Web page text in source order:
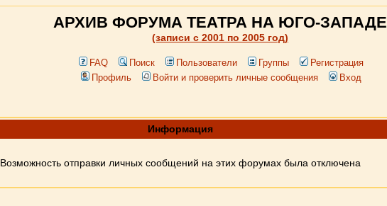
АРХИВ ФОРУМА ТЕАТРА НА ЮГО-ЗАПАДЕ
(записи c 2001 по 2005 год)
FAQ Поиск Пользователи Группы
Регистрация
Профиль
Войти и проверить личные сообщения Вход
Информация
Возможность отправки личных сообщений на этих форумах была отключена